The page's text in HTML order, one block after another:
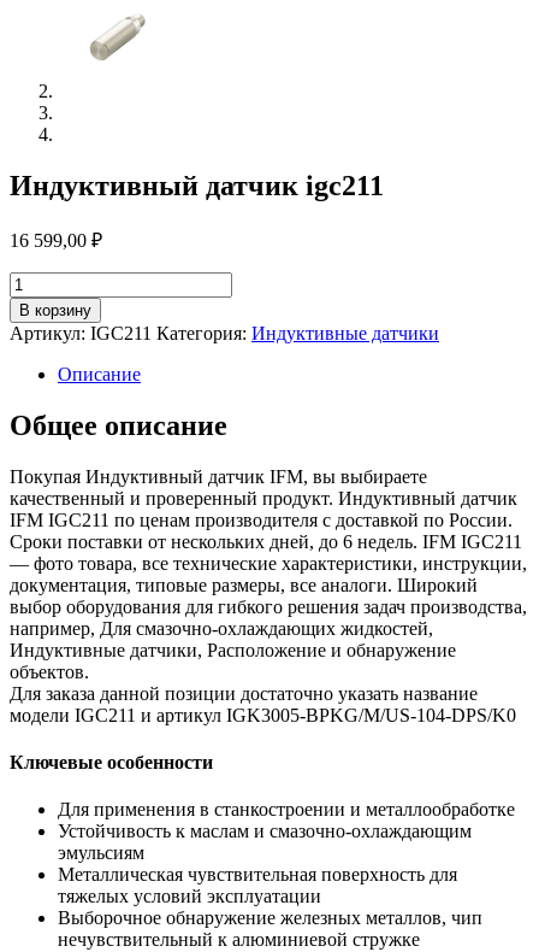
Индуктивный датчик igc211
16 599,00 ₽
Количество
товара
Индуктивный
датчик
igc211
В корзину
Артикул: IGC211 Категория: Индуктивные датчики
Описание
Общее описание
Покупая Индуктивный датчик IFM, вы выбираете
качественный и проверенный продукт. Индуктивный датчик
IFM IGC211 по ценам производителя с доставкой по России.
Сроки поставки от нескольких дней, до 6 недель. IFM IGC211
— фото товара, все технические характеристики, инструкции,
документация, типовые размеры, все аналоги. Широкий
выбор оборудования для гибкого решения задач производства,
например, Для смазочно-охлаждающих жидкостей,
Индуктивные датчики, Расположение и обнаружение
объектов.
Для заказа данной позиции достаточно указать название
модели IGC211 и артикул IGK3005-BPKG/M/US-104-DPS/K0
Ключевые особенности
Для применения в станкостроении и металлообработке
Устойчивость к маслам и смазочно-охлаждающим
эмульсиям
Металлическая чувствительная поверхность для
тяжелых условий эксплуатации
Выборочное обнаружение железных металлов, чип
нечувствительный к алюминиевой стружке